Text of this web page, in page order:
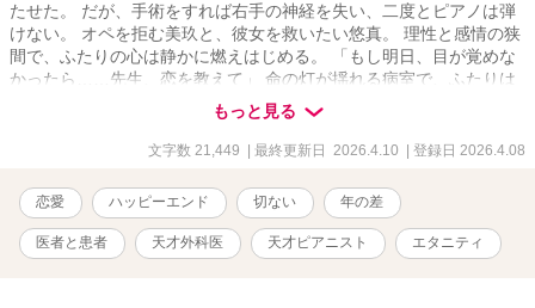
たせた。 だが、手術をすれば右手の神経を失い、二度とピアノは弾
けない。 オペを拒む美玖と、彼女を救いたい悠真。 理性と感情の狭
間で、ふたりの心は静かに燃えはじめる。 「もし明日、目が覚めな
かったら……先生、恋を教えて」 命の灯が揺れる病室で、ふたりは
禁じられた愛を交わす。 失われた音、残された愛。 左手だけで奏で
る旋律が、世界を震わせる。 ――白衣の下に潜むのは、誰よりも静
かで深い溺愛だった。
もっと見る
文字数 21,449 | 最終更新日 2026.4.10 | 登録日 2026.4.08
恋愛 ハッピーエンド 切ない 年の差
医者と患者 天才外科医 天才ピアニスト エタニティ